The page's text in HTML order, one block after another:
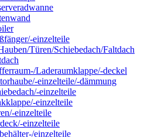
einzelteile
Türen/Schiebedach/Faltdach
Laderaumklappe/-deckel
einzelteile/-dämmung
einzelteile
einzelteile
einzelteile
einzelteile
einzelteile